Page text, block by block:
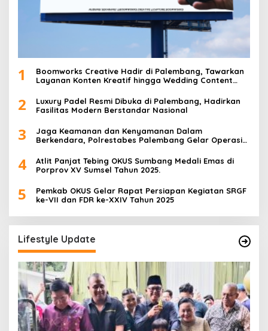
1
Boomworks Creative Hadir di Palembang, Tawarkan
Layanan Konten Kreatif hingga Wedding Content
2
Luxury Padel Resmi Dibuka di Palembang, Hadirkan
Fasilitas Modern Berstandar Nasional
3
Jaga Keamanan dan Kenyamanan Dalam
Berkendara, Polrestabes Palembang Gelar Operasi
4
Atlit Panjat Tebing OKUS Sumbang Medali Emas di
Porprov XV Sumsel Tahun 2025.
5
Pemkab OKUS Gelar Rapat Persiapan Kegiatan SRGF
ke-VII dan FDR ke-XXIV Tahun 2025
Lifestyle Update